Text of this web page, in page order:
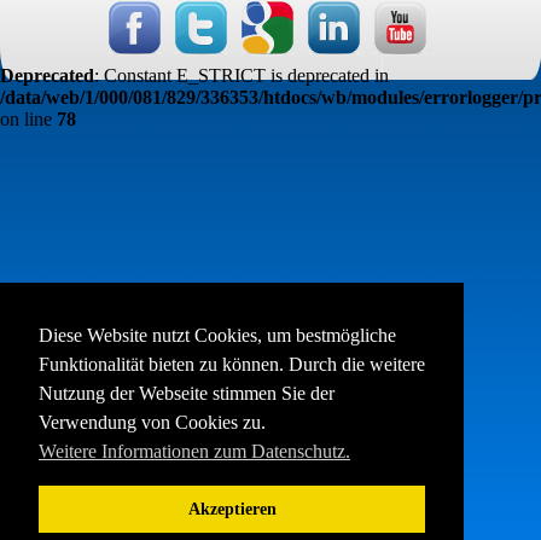
Diese Website nutzt Cookies, um bestmögliche
Funktionalität bieten zu können. Durch die weitere
Nutzung der Webseite stimmen Sie der
Verwendung von Cookies zu.
Weitere Informationen zum Datenschutz.
Akzeptieren
Deprecated: Constant E_STRICT is deprecated in
/data/web/1/000/081/829/336353/htdocs/wb/modules/errorlogger/
on line 78